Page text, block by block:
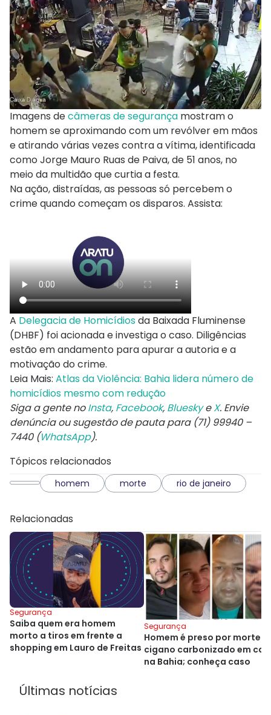
Imagens decâmeras de segurança mostram o
homem se aproximando com um revólver em mãos
e atirando várias vezes contra a vítima, identificada
como Jorge Mauro Ruas de Paiva, de 51 anos, no
meio da multidão que curtia a festa.
Na ação, distraídas, as pessoas só percebem o
crime quando começam os disparos. Assista:
A Delegacia de Homicídiosda Baixada Fluminense
(DHBF) foi acionada e investiga o caso. Diligências
estão em andamento para apurar a autoria e a
motivação do crime.
Leia Mais: Atlas da Violência: Bahia lidera número de
homicídios mesmo com redução
Siga a gente noInsta, Facebook, BlueskyeX. Envie
denúncia ou sugestão de pauta para (71) 99940 –
7440 (WhatsApp).
Tópicos relacionados
homem morte rio de janeiro
Relacionadas
Segurança
Saiba quem era homem
morto a tiros em frente a
shopping em Lauro de Freitas
Segurança
Homem é preso por morte
cigano carbonizado em
na Bahia; conheça caso
Últimas notícias